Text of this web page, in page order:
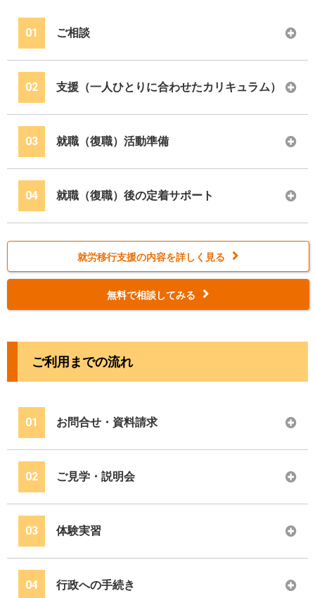
01 ご相談
02 支援（一人ひとりに合わせたカリキュラム）
03 就職（復職）活動準備
04 就職（復職）後の定着サポート
就労移行支援の内容を詳しく見る
無料で相談してみる
ご利用までの流れ
01 お問合せ・資料請求
02 ご見学・説明会
03 体験実習
04 行政への手続き